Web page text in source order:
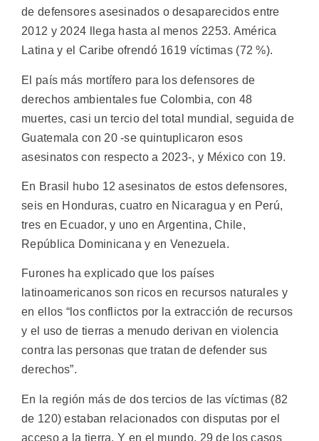
de defensores asesinados o desaparecidos entre
2012 y 2024 llega hasta al menos 2253. América
Latina y el Caribe ofrendó 1619 víctimas (72 %).
El país más mortífero para los defensores de
derechos ambientales fue Colombia, con 48
muertes, casi un tercio del total mundial, seguida de
Guatemala con 20 -se quintuplicaron esos
asesinatos con respecto a 2023-, y México con 19.
En Brasil hubo 12 asesinatos de estos defensores,
seis en Honduras, cuatro en Nicaragua y en Perú,
tres en Ecuador, y uno en Argentina, Chile,
República Dominicana y en Venezuela.
Furones ha explicado que los países
latinoamericanos son ricos en recursos naturales y
en ellos “los conflictos por la extracción de recursos
y el uso de tierras a menudo derivan en violencia
contra las personas que tratan de defender sus
derechos”.
En la región más de dos tercios de las víctimas (82
de 120) estaban relacionados con disputas por el
acceso a la tierra. Y en el mundo, 29 de los casos